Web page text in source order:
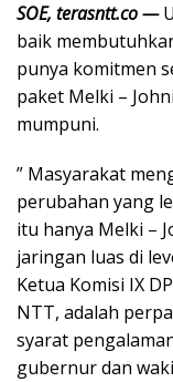
SOE, terasntt.co —
baik
punya komitmen
paket Melki –
mumpuni.
” Masyarakat
perubahan yang
itu hanya Melki –
jaringan luas di
Ketua Komisi IX
NTT, adalah
syarat
gubernur dan